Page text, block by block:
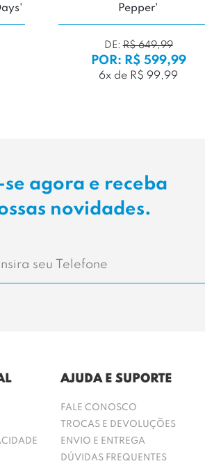
Pepper'
DE:R$ 649,99
POR: R$ 599,99
6x de R$ 99,99
agora e receba
novidades.
AJUDA E SUPORTE
FALE CONOSCO
TROCAS E DEVOLUÇÕES
ENVIO E ENTREGA
DÚVIDAS FREQUENTES